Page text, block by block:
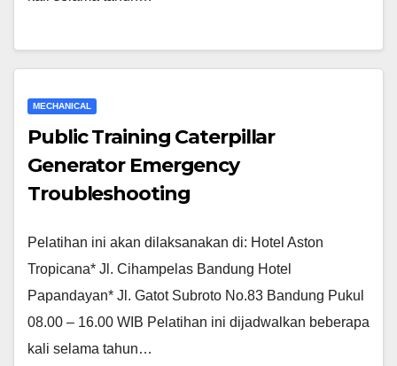
MECHANICAL
Public Training Caterpillar
Generator Emergency
Troubleshooting
Pelatihan ini akan dilaksanakan di: Hotel Aston
Tropicana* Jl. Cihampelas Bandung Hotel
Papandayan* Jl. Gatot Subroto No.83 Bandung Pukul
08.00 – 16.00 WIB Pelatihan ini dijadwalkan beberapa
kali selama tahun…